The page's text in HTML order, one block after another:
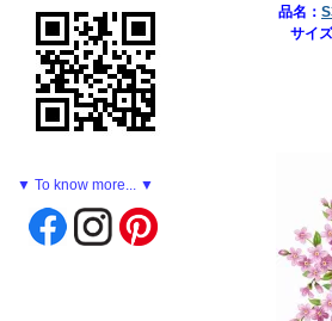
▼ To know more... ▼
品名：
サイ